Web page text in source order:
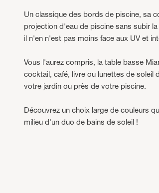
Un classique des bords de piscine, sa
projection d'eau de piscine sans subir
il n'en n'est pas moins face aux UV et
Vous l'aurez compris, la table basse
cocktail, café, livre ou lunettes de soleil
votre jardin ou près de votre piscine.
Découvrez un choix large de couleurs
milieu d'un duo de bains de soleil !